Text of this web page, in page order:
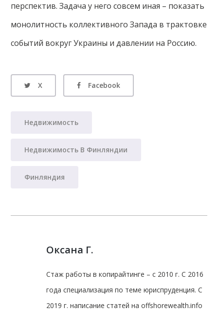
перспектив. Задача у него совсем иная – показать
монолитность коллективного Запада в трактовке
событий вокруг Украины и давлении на Россию.
X Facebook
Недвижимость
Недвижимость В Финляндии
Финляндия
Оксана Г.
Стаж работы в копирайтинге – с 2010 г. С 2016
года специализация по теме юриспруденция. С
2019 г. написание статей на offshorewealth.info